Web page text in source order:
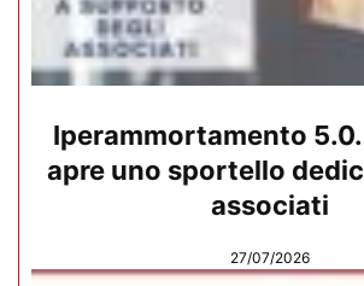
Iperammortamento 5.0.
apre uno sportello
associati
27/07/2026